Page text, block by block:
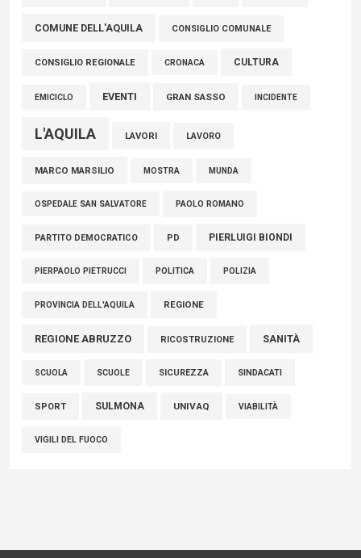
connazionali tra cui molti abruzzesi"
06 Agosto 2026
COMUNE DELL'AQUILA CONSIGLIO COMUNALE
CONSIGLIO REGIONALE CRONACA CULTURA
EMICICLO EVENTI GRAN SASSO INCIDENTE
L'AQUILA LAVORI LAVORO
MARCO MARSILIO MOSTRA MUNDA
OSPEDALE SAN SALVATORE PAOLO ROMANO
PARTITO DEMOCRATICO PD PIERLUIGI BIONDI
PIERPAOLO PIETRUCCI POLITICA POLIZIA
PROVINCIA DELL'AQUILA REGIONE
REGIONE ABRUZZO RICOSTRUZIONE SANITÀ
SCUOLA SCUOLE SICUREZZA SINDACATI
SPORT SULMONA UNIVAQ VIABILITÀ
VIGILI DEL FUOCO